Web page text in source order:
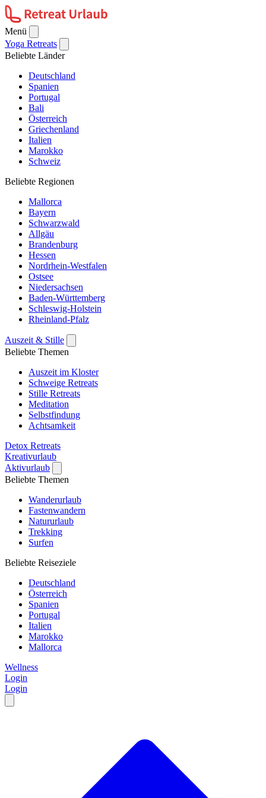
Menü
Yoga Retreats
Beliebte Länder
Deutschland
Spanien
Portugal
Bali
Österreich
Griechenland
Italien
Marokko
Schweiz
Beliebte Regionen
Mallorca
Bayern
Schwarzwald
Allgäu
Brandenburg
Hessen
Nordrhein-Westfalen
Ostsee
Niedersachsen
Baden-Württemberg
Schleswig-Holstein
Rheinland-Pfalz
Auszeit & Stille
Beliebte Themen
Auszeit im Kloster
Schweige Retreats
Stille Retreats
Meditation
Selbstfindung
Achtsamkeit
Detox Retreats
Kreativurlaub
Aktivurlaub
Beliebte Themen
Wanderurlaub
Fastenwandern
Natururlaub
Trekking
Surfen
Beliebte Reiseziele
Deutschland
Österreich
Spanien
Portugal
Italien
Marokko
Mallorca
Wellness
Login
Login